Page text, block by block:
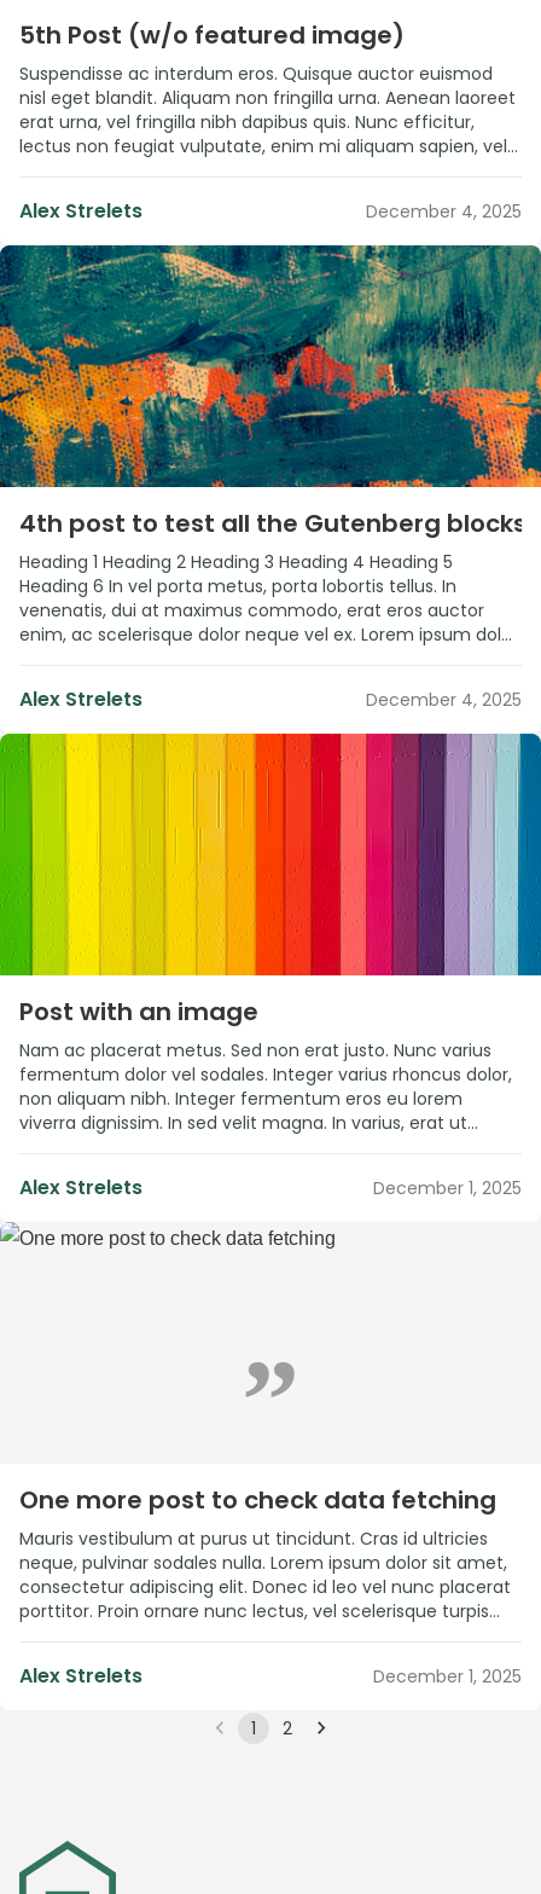
5th Post (w/o featured image)
Suspendisse ac interdum eros. Quisque auctor euismod
nisl eget blandit. Aliquam non fringilla urna. Aenean laoreet
erat urna, vel fringilla nibh dapibus quis. Nunc efficitur,
lectus non feugiat vulputate, enim mi aliquam sapien, vel
elementum est vel lacus vestibulum […]
Alex Strelets December 4, 2025
”
4th post to test all the Gutenberg blocks
Heading 1 Heading 2 Heading 3 Heading 4 Heading 5
Heading 6 In vel porta metus, porta lobortis tellus. In
venenatis, dui at maximus commodo, erat eros auctor
enim, ac scelerisque dolor neque vel ex. Lorem ipsum dolor
Alex Strelets December 4, 2025
”
Post with an image
Nam ac placerat metus. Sed non erat justo. Nunc varius
fermentum dolor vel sodales. Integer varius rhoncus dolor,
non aliquam nibh. Integer fermentum eros eu lorem
viverra dignissim. In sed velit magna. In varius, erat ut
amet elementum […]
Alex Strelets December 1, 2025
”
One more post to check data fetching
Mauris vestibulum at purus ut tincidunt. Cras id ultricies
neque, pulvinar sodales nulla. Lorem ipsum dolor sit amet,
consectetur adipiscing elit. Donec id leo vel nunc placerat
porttitor. Proin ornare nunc lectus, vel scelerisque turpis
felis in elit fermentum congue. […]
Alex Strelets December 1, 2025
1 2